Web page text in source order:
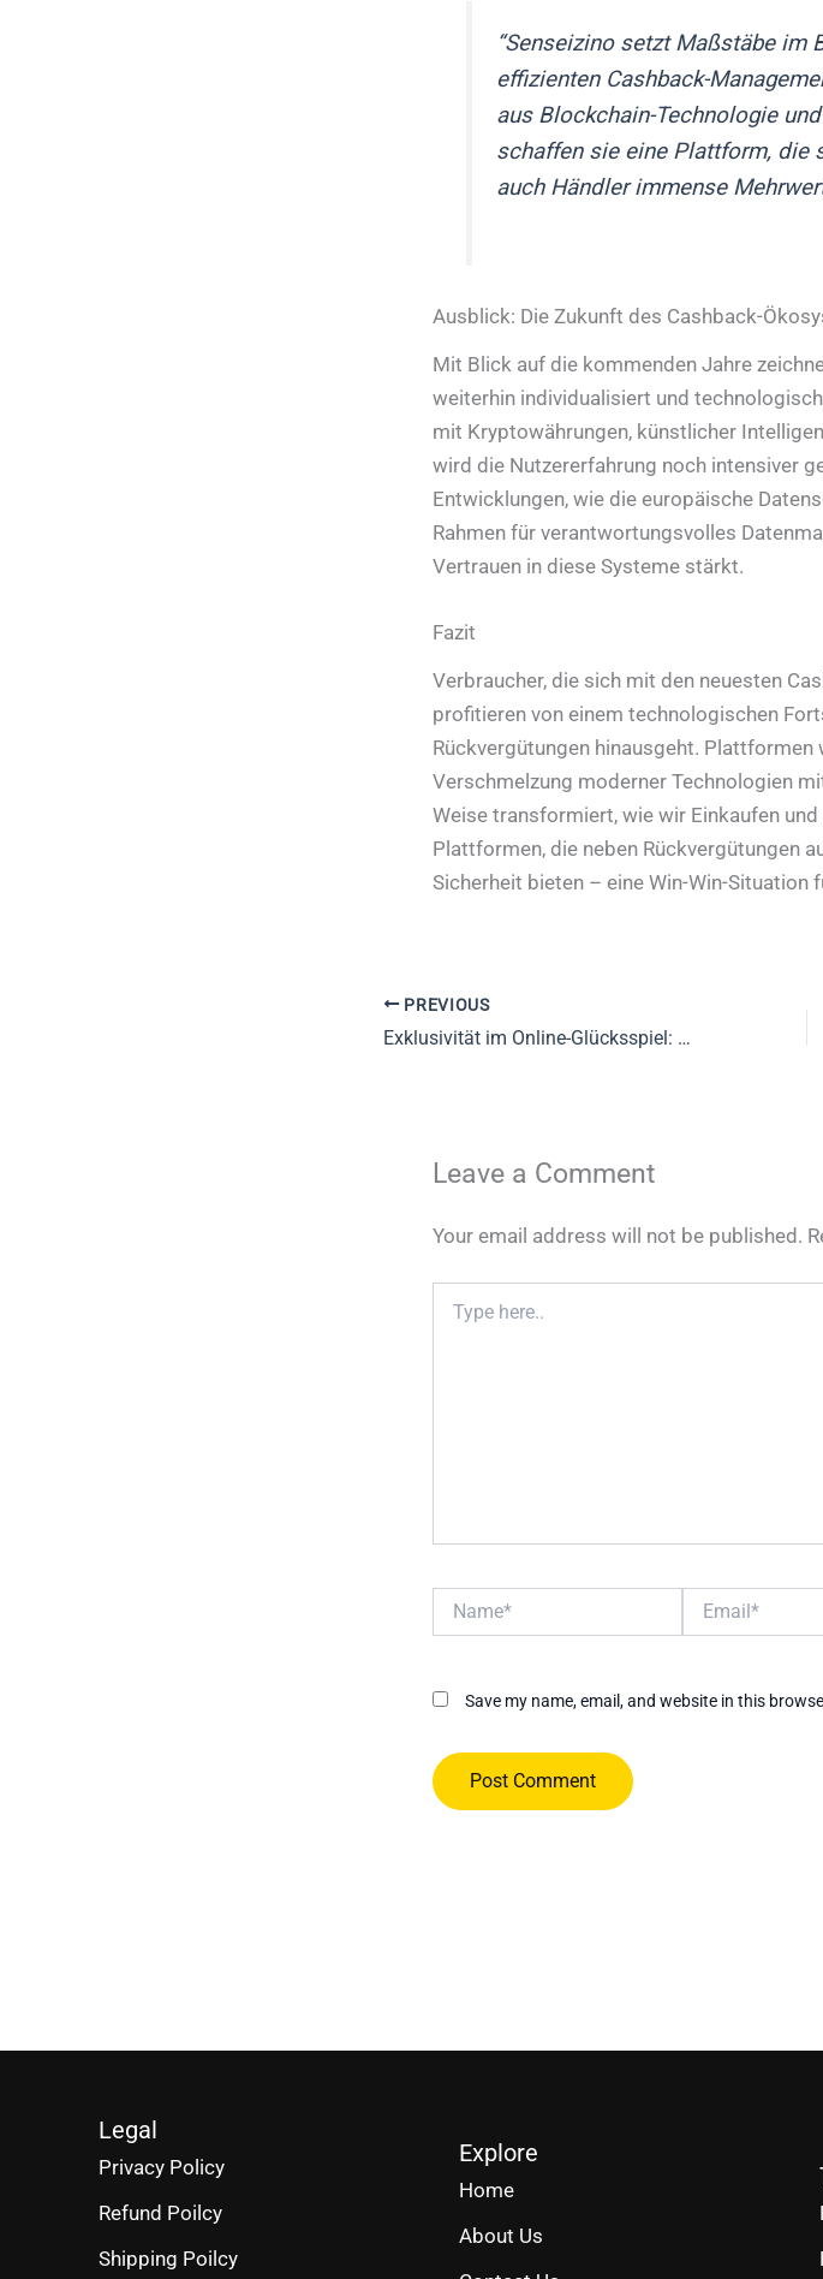
“Senseizino setzt Maßstäbe im
effizienten Cashback-
aus Blockchain-Technologie
schaffen sie eine Plattform, die
auch Händler immense
Ausblick: Die Zukunft des Cashback-
Mit Blick auf die kommenden Jahre
weiterhin individualisiert und
mit Kryptowährungen, künstlicher
wird die Nutzererfahrung noch intensiver
Entwicklungen, wie die europäische
Rahmen für verantwortungsvolles
Vertrauen in diese Systeme stärkt.
Fazit
Verbraucher, die sich mit den neuesten
profitieren von einem technologischen
Rückvergütungen hinausgeht. Plattformen
Verschmelzung moderner Technologien
Weise transformiert, wie wir Einkaufen
Plattformen, die neben Rückvergütungen
Sicherheit bieten – eine Win-Win-Situation
PREVIOUS
Exklusivität im Online-Glücksspiel: Die Bedeutung von Premium-VIP-Programmen
Leave a Comment
Your email address will not be published.
here..
Save my name, email, and website in this
Legal
Privacy Policy
Refund Poilcy
Shipping Poilcy
Explore
Home
About Us